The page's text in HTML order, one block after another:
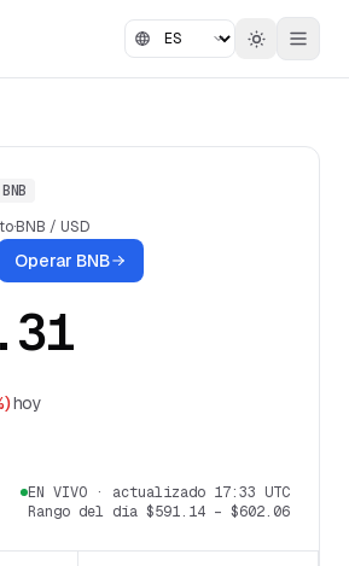
BNB
·BNB / USD
Operar BNB
)hoy
EN VIVO · actualizado 17:33 UTC
Rango del día $591.14 – $602.06